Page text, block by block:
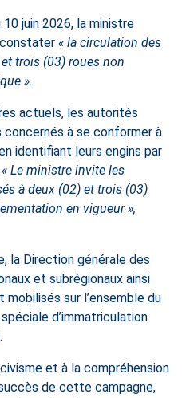
juin 2026, la ministre
« la circulation des
trois (03) roues non
».
actuels, les autorités
à se conformer à
identifiant leurs engins par
« Le ministre invite les
à deux (02) et trois (03)
en vigueur »,
la Direction générale des
et subrégionaux ainsi
sur l’ensemble du
d’immatriculation
et à la compréhension
de cette campagne,